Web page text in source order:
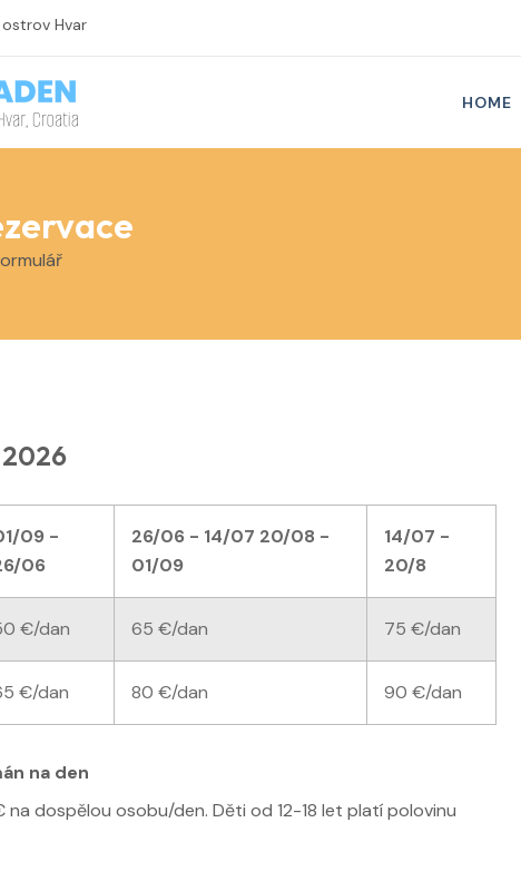
Hvar
HOME
09 -
06
26/06 - 14/07 20/08 -
01/09
14/07 -
20/8
€/dan 65 €/dan 75 €/dan
€/dan 80 €/dan 90 €/dan
na den
na dospělou osobu/den. Děti od 12-18 let platí polovinu